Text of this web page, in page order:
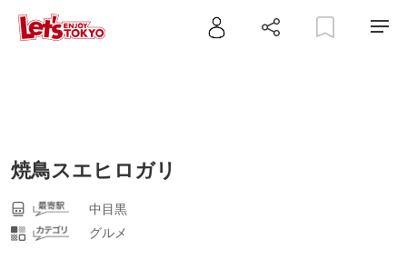
焼鳥スエヒロガリ
中目黒
グルメ